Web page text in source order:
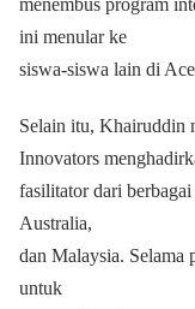
menembus program
ini menular ke
siswa-siswa lain di
Selain itu, Khairuddin
Innovators
fasilitator dari
Australia,
dan Malaysia. Selama
untuk